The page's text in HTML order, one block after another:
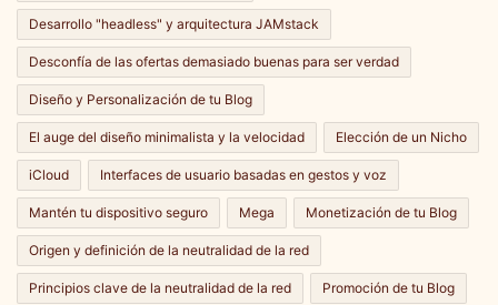
Desarrollo "headless" y arquitectura JAMstack
Desconfía de las ofertas demasiado buenas para ser verdad
Diseño y Personalización de tu Blog
El auge del diseño minimalista y la velocidad Elección de un Nicho
iCloud Interfaces de usuario basadas en gestos y voz
Mantén tu dispositivo seguro Mega Monetización de tu Blog
Origen y definición de la neutralidad de la red
Principios clave de la neutralidad de la red Promoción de tu Blog